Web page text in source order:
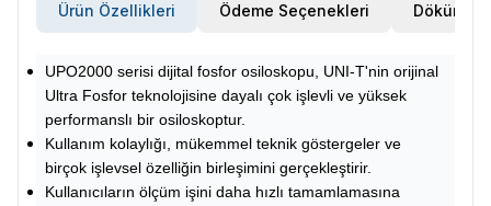
Ürün Özellikleri Ödeme Seçenekleri Döküman
UPO2000 serisi dijital fosfor osiloskopu, UNI-T'nin orijinal
Ultra Fosfor teknolojisine dayalı çok işlevli ve yüksek
performanslı bir osiloskoptur.
Kullanım kolaylığı, mükemmel teknik göstergeler ve
birçok işlevsel özelliğin birleşimini gerçekleştirir.
Kullanıcıların ölçüm işini daha hızlı tamamlamasına